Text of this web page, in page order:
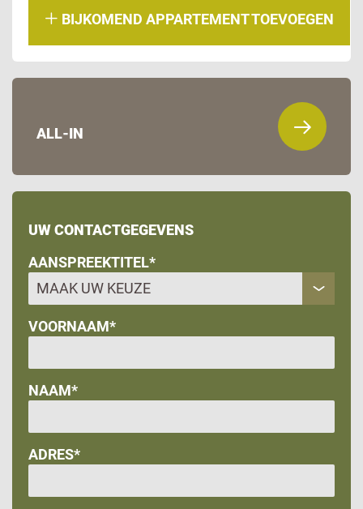
BIJKOMEND APPARTEMENT TOEVOEGEN
ALL-IN
UW CONTACTGEGEVENS
AANSPREEKTITEL*
VOORNAAM*
NAAM*
ADRES*